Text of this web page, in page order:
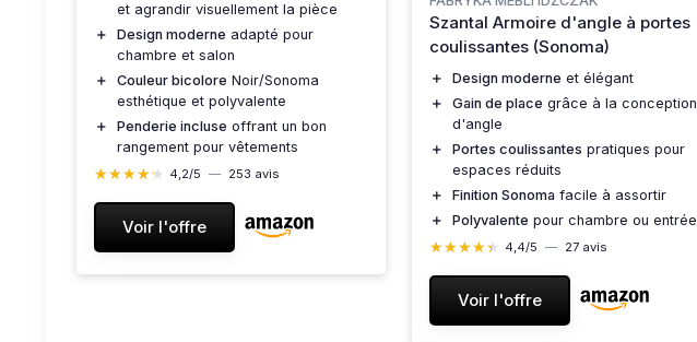
et agrandir visuellement la pièce
＋
Design moderne adapté pour
chambre et salon
＋
Couleur bicolore Noir/Sonoma
esthétique et polyvalente
＋
Penderie incluse offrant un bon
rangement pour vêtements
★★★★★
★★★★★ 4,2/5 — 253 avis
Voir l'offre
Szantal Armoire d'angle à portes
coulissantes (Sonoma)
＋ Design moderne et élégant
＋
Gain de place grâce à la conception
d'angle
＋
Portes coulissantes pratiques pour
espaces réduits
＋
Finition Sonoma facile à assortir
＋
Polyvalente pour chambre ou entrée
★★★★★
★★★★★ 4,4/5 — 27 avis
Voir l'offre